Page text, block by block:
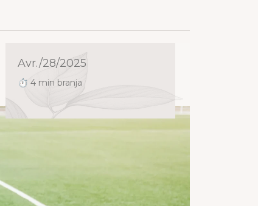
Avr./28/2025
⏱ 4 min branja